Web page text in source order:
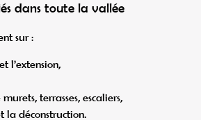
dans toute la vallée
sur :
l’extension,
terrasses, escaliers,
la déconstruction.